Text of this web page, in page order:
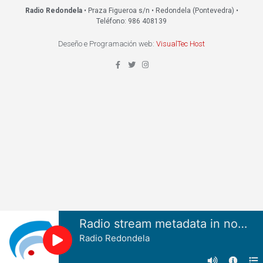
Radio Redondela• Praza Figueroa s/n • Redondela (Pontevedra) •
Teléfono: 986 408139
Deseño e Programación web: VisualTec Host
Radio stream metadata in not available.
Radio Redondela